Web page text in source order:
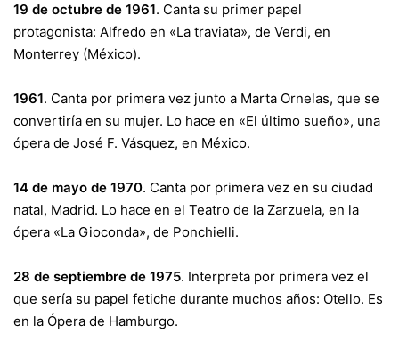
19 de octubre de 1961. Canta su primer papel
protagonista: Alfredo en «La traviata», de Verdi, en
Monterrey (México).
1961. Canta por primera vez junto a Marta Ornelas, que se
convertiría en su mujer. Lo hace en «El último sueño», una
ópera de José F. Vásquez, en México.
14 de mayo de 1970. Canta por primera vez en su ciudad
natal, Madrid. Lo hace en el Teatro de la Zarzuela, en la
ópera «La Gioconda», de Ponchielli.
28 de septiembre de 1975. Interpreta por primera vez el
que sería su papel fetiche durante muchos años: Otello. Es
en la Ópera de Hamburgo.